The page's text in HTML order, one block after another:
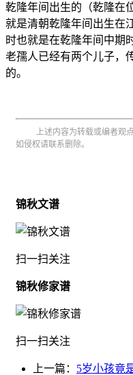
乾隆年间出生的（乾隆在
就是清朝乾隆年间出生在
时也就是在乾隆年间中期
老孺人已经有两个儿子，
的。
上述内容为转载或编者观
如侵权请联系删除。
锦秋文谱
扫一扫关注
锦秋修家谱
扫一扫关注
上一篇： 5岁小孩竟